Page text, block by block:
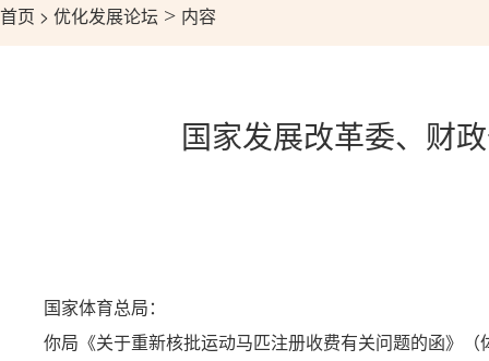
首页 > 优化发展论坛 > 内容
国家发展改革委、财
国家体育总局：
你局《关于重新核批运动马匹注册收费有关问题的函》